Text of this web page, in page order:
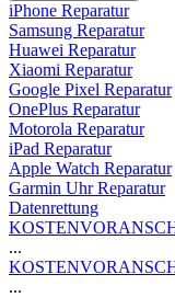
iPhone Reparatur
Samsung Reparatur
Huawei Reparatur
Xiaomi Reparatur
Google Pixel Reparatur
OnePlus Reparatur
Motorola Reparatur
iPad Reparatur
Apple Watch Reparatur
Garmin Uhr Reparatur
Datenrettung
...
...